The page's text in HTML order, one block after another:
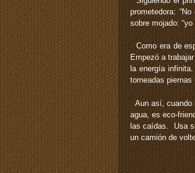
prometedora:
sobre mojado: “yo
Como era de
Empezó a
la energía
torneadas piernas
Aun así, cuando
agua, es eco-
las caídas. Usa
un camión de